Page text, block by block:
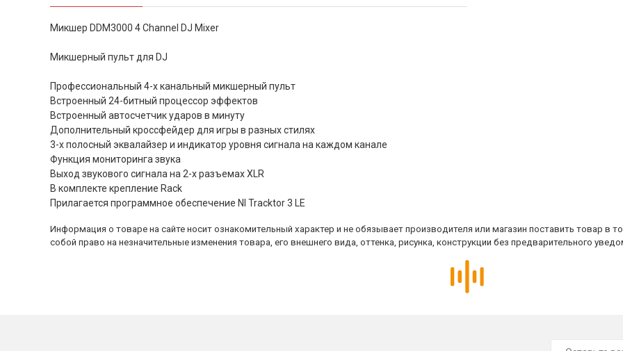
Микшер DDM3000 4 Channel DJ Mixer
Микшерный пульт для DJ
Профессиональный 4-х канальный микшерный пульт
Встроенный 24-битный процессор эффектов
Встроенный автосчетчик ударов в минуту
Дополнительный кроссфейдер для игры в разных стилях
3-х полосный эквалайзер и индикатор уровня сигнала на каждом канале
Функция мониторинга звука
Выход звукового сигнала на 2-х разъемах XLR
В комплекте крепление Rack
Прилагается программное обеспечение NI Tracktor 3 LE
Информация о товаре на сайте носит ознакомительный характер и не обязывает производителя или магазин поставить товар в
собой право на незначительные изменения товара, его внешнего вида, оттенка, рисунка, конструкции без предварительного